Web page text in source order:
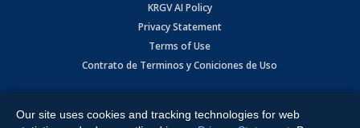
KRGV AI Policy
Privacy Statement
Terms of Use
Contrato de Terminos y Coniciones de Uso
Expressway, Weslaco, TX 78596.
Our site uses cookies and tracking technologies for web